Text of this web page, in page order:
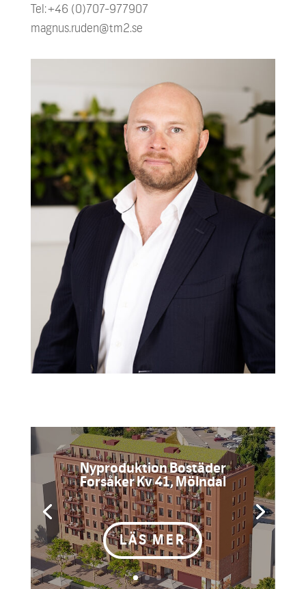
Tel: +46 (0)707-977907
magnus.ruden@tm2.se
Nyproduktion Bostäder
Forsåker Kv 41, Mölndal
...
LÄS MER